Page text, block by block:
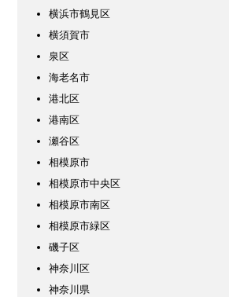
横浜市鶴見区
横須賀市
泉区
海老名市
港北区
港南区
瀬谷区
相模原市
相模原市中央区
相模原市南区
相模原市緑区
磯子区
神奈川区
神奈川県